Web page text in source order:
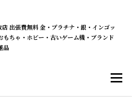
出張費無料 金・プラチナ・銀・インゴッ
もちゃ・ホビー・古いゲーム機・ブランド
品
メニ